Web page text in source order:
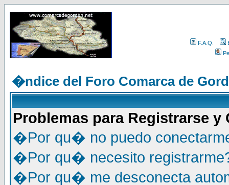
F.A.Q.
�ndice del Foro Comarca de
Problemas para Registrarse y
�Por qu� no puedo
�Por qu� necesito
�Por qu� me desconecta